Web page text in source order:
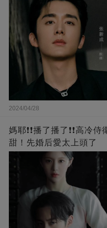
2024/04/28
媽耶❗❗播了播了❗❗高
甜！先婚后愛太上頭了